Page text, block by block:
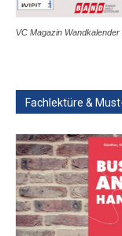
VC Magazin Wandkalender
Fachlektüre &